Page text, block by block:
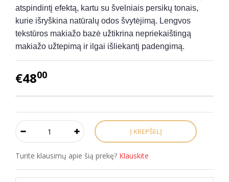
atspindintį efektą, kartu su švelniais persikų tonais,
kurie išryškina natūralų odos švytėjimą. Lengvos
tekstūros makiažo bazė užtikrina nepriekaištingą
makiažo užtepimą ir ilgai išliekantį padengimą.
€4800
Turite klausimų apie šią prekę? Klauskite